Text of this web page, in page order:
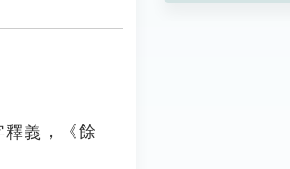
，《餘